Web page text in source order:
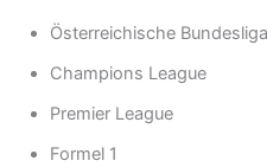
Österreichische Bundesliga
Champions League
Premier League
Formel 1